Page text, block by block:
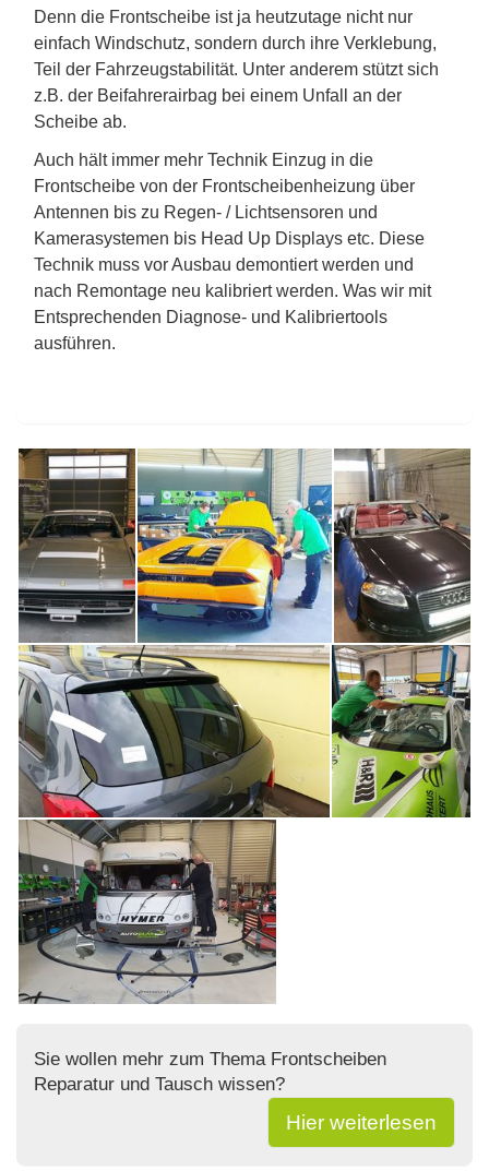
Denn die Frontscheibe ist ja heutzutage nicht nur
einfach Windschutz, sondern durch ihre Verklebung,
Teil der Fahrzeugstabilität. Unter anderem stützt sich
z.B. der Beifahrerairbag bei einem Unfall an der
Scheibe ab.
Auch hält immer mehr Technik Einzug in die
Frontscheibe von der Frontscheibenheizung über
Antennen bis zu Regen- / Lichtsensoren und
Kamerasystemen bis Head Up Displays etc. Diese
Technik muss vor Ausbau demontiert werden und
nach Remontage neu kalibriert werden. Was wir mit
Entsprechenden Diagnose- und Kalibriertools
ausführen.
Sie wollen mehr zum Thema Frontscheiben
Reparatur und Tausch wissen?
Hier weiterlesen